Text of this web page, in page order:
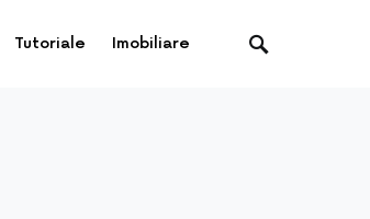
Tutoriale Imobiliare